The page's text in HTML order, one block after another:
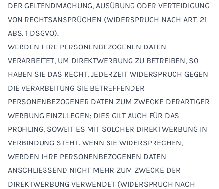
DER GELTENDMACHUNG, AUSÜBUNG ODER VERTEIDIGUNG
VON RECHTSANSPRÜCHEN (WIDERSPRUCH NACH ART. 21
ABS. 1 DSGVO).
WERDEN IHRE PERSONENBEZOGENEN DATEN
VERARBEITET, UM DIREKTWERBUNG ZU BETREIBEN, SO
HABEN SIE DAS RECHT, JEDERZEIT WIDERSPRUCH GEGEN
DIE VERARBEITUNG SIE BETREFFENDER
PERSONENBEZOGENER DATEN ZUM ZWECKE DERARTIGER
WERBUNG EINZULEGEN; DIES GILT AUCH FÜR DAS
PROFILING, SOWEIT ES MIT SOLCHER DIREKTWERBUNG IN
VERBINDUNG STEHT. WENN SIE WIDERSPRECHEN,
WERDEN IHRE PERSONENBEZOGENEN DATEN
ANSCHLIESSEND NICHT MEHR ZUM ZWECKE DER
DIREKTWERBUNG VERWENDET (WIDERSPRUCH NACH